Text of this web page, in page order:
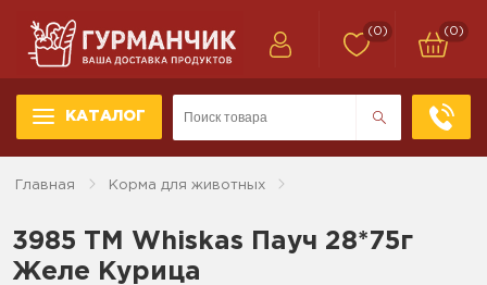
КАТАЛОГ
(0) (0)
Главная Корма для животных
3985 ТМ Whiskas Пауч 28*75г
Желе Курица